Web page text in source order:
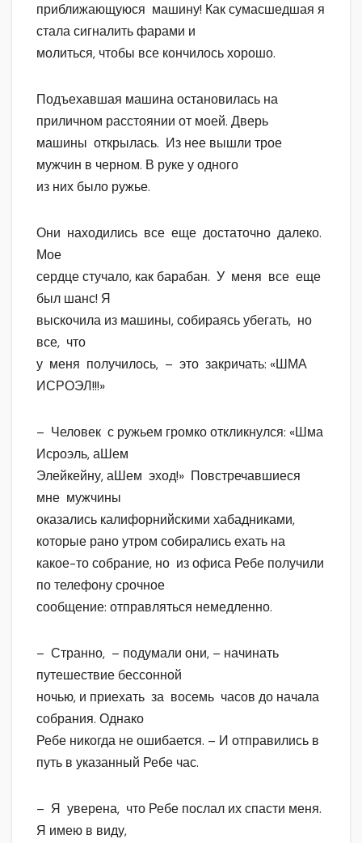
приближающуюся машину! Как сумасшедшая я
стала сигналить фарами и
молиться, чтобы все кончилось хорошо.
Подъехавшая машина остановилась на
приличном расстоянии от моей. Дверь
машины открылась. Из нее вышли трое
мужчин в черном. В руке у одного
из них было ружье.
Они находились все еще достаточно далеко.
Мое
сердце стучало, как барабан. У меня все еще
был шанс! Я
выскочила из машины, собираясь убегать, но
все, что
у меня получилось, – это закричать: «ШМА
ИСРОЭЛ!!!»
– Человек с ружьем громко откликнулся: «Шма
Исроэль, аШем
Элейкейну, аШем эход!» Повстречавшиеся
мне мужчины
оказались калифорнийскими хабадниками,
которые рано утром собирались ехать на
какое-то собрание, но из офиса Ребе получили
по телефону срочное
сообщение: отправляться немедленно.
– Странно, – подумали они, – начинать
путешествие бессонной
ночью, и приехать за восемь часов до начала
собрания. Однако
Ребе никогда не ошибается. – И отправились в
путь в указанный Ребе час.
– Я уверена, что Ребе послал их спасти меня.
Я имею в виду,